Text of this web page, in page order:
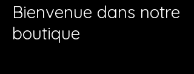
Bienvenue dans notre
boutique